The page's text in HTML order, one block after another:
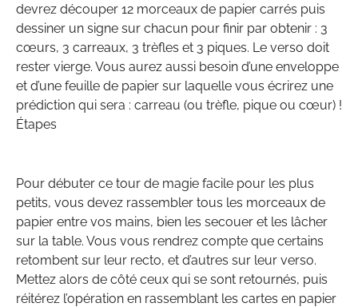
devrez découper 12 morceaux de papier carrés puis
dessiner un signe sur chacun pour finir par obtenir : 3
cœurs, 3 carreaux, 3 trèfles et 3 piques. Le verso doit
rester vierge. Vous aurez aussi besoin d’une enveloppe
et d’une feuille de papier sur laquelle vous écrirez une
prédiction qui sera : carreau (ou trèfle, pique ou cœur) !
Étapes
Pour débuter ce tour de magie facile pour les plus
petits, vous devez rassembler tous les morceaux de
papier entre vos mains, bien les secouer et les lâcher
sur la table. Vous vous rendrez compte que certains
retombent sur leur recto, et d’autres sur leur verso.
Mettez alors de côté ceux qui se sont retournés, puis
réitérez l’opération en rassemblant les cartes en papier